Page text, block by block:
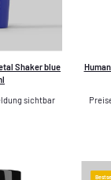
Shaker blue
sichtbar